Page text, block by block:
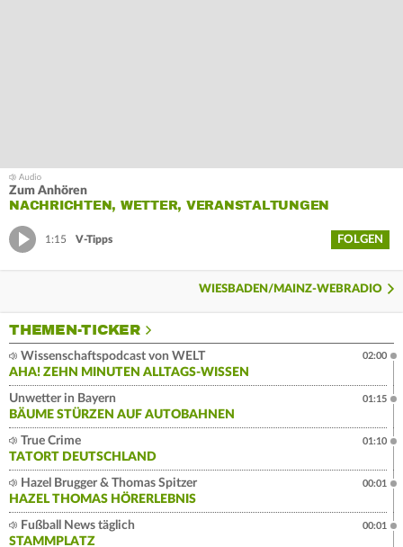
Zum Anhören
NACHRICHTEN, WETTER, VERANSTALTUNGEN
1:15 V-Tipps FOLGEN
WIESBADEN/MAINZ-WEBRADIO
THEMEN-TICKER
Wissenschaftspodcast von WELT
AHA! ZEHN MINUTEN ALLTAGS-WISSEN
02:00
Unwetter in Bayern
BÄUME STÜRZEN AUF AUTOBAHNEN
01:15
True Crime
TATORT DEUTSCHLAND
01:10
Hazel Brugger & Thomas Spitzer
HAZEL THOMAS HÖRERLEBNIS
00:01
Fußball News täglich
STAMMPLATZ
00:01